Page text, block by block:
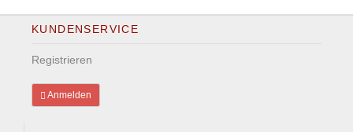
KUNDENSERVICE
Registrieren
Anmelden